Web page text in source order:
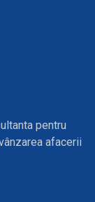
pentru
afacerii